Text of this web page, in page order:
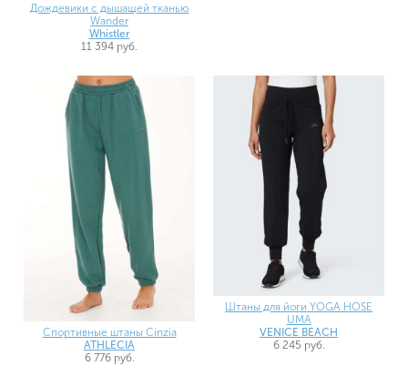
Дождевики с дышащей тканью
Wander
Whistler
11 394 руб.
Спортивные штаны Cinzia
ATHLECIA
6 776 руб.
Штаны для йоги YOGA HOSE
UMA
VENICE BEACH
6 245 руб.